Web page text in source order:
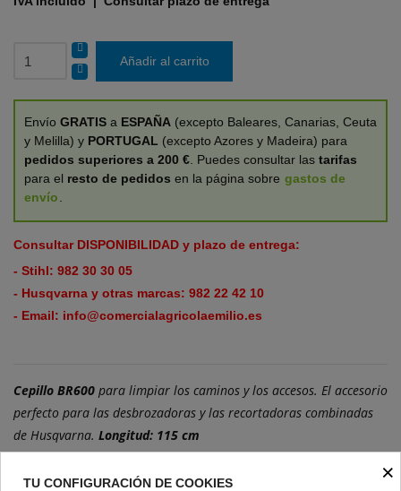
Añadir al carrito
Envío GRATIS a ESPAÑA (excepto Baleares, Canarias, Ceuta
y Melilla) y PORTUGAL (excepto Azores y Madeira) para
pedidos superiores a 200 € . Puedes consultar las tarifas
para el resto de pedidos en la página sobre gastos de
envío
Consultar DISPONIBILIDAD y plazo de entrega:
- Stihl: 982 30 30 05
- Husqvarna y otras marcas: 982 22 42 10
- Email: info@comercialagricolaemilio.es
Cepillo BR600 para limpiar los caminos y los accesos. El accesorio
perfecto para las desbrozadoras y las recortadoras combinadas
de Husqvarna. Longitud: 115 cm
×
TU CONFIGURACIÓN DE COOKIES